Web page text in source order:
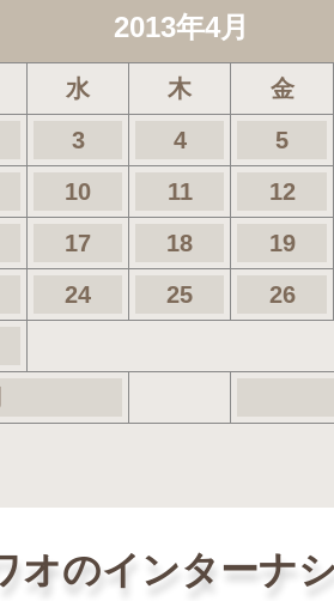
2013年4月
水 木 金
3 4
5
10 11
12
17 18
19
24 25
26
オのインターナ